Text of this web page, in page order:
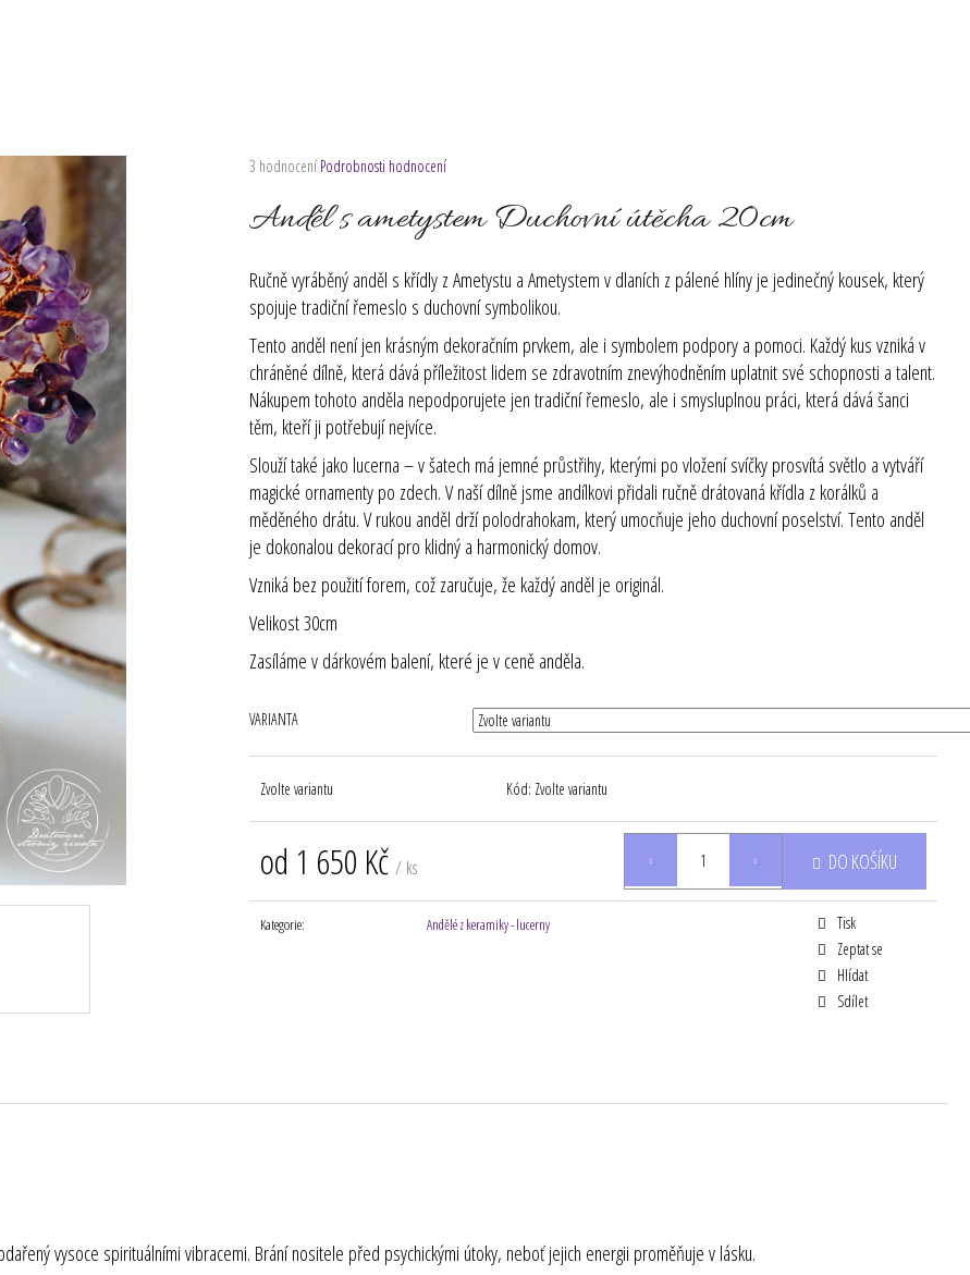
Průměrné
produktu
je
5
hvězdiček.
3 hodnocení Podrobnosti hodnocení
Anděl s ametystem Duchovní útěcha 20cm
Ručně vyráběný anděl s křídly z Ametystu a Ametystem v dlaních z pálené hlíny je jedinečný kousek, který
spojuje tradiční řemeslo s duchovní symbolikou.
Tento anděl není jen krásným dekoračním prvkem, ale i symbolem podpory a pomoci. Každý kus vzniká v
chráněné dílně, která dává příležitost lidem se zdravotním znevýhodněním uplatnit své schopnosti a talent.
Nákupem tohoto anděla nepodporujete jen tradiční řemeslo, ale i smysluplnou práci, která dává šanci
těm, kteří ji potřebují nejvíce.
Slouží také jako lucerna – v šatech má jemné průstřihy, kterými po vložení svíčky prosvítá světlo a vytváří
magické ornamenty po zdech. V naší dílně jsme andílkovi přidali ručně drátovaná křídla z korálků a
měděného drátu. V rukou anděl drží polodrahokam, který umocňuje jeho duchovní poselství. Tento anděl
je dokonalou dekorací pro klidný a harmonický domov.
Vzniká bez použití forem, což zaručuje, že každý anděl je originál.
Velikost 30cm
Zasíláme v dárkovém balení, které je v ceně anděla.
VARIANTA
Zvolte variantu Kód: Zvolte variantu
od 1 650 Kč / ks
cena:
DO KOŠÍKU
Kategorie: Andělé z keramiky - lucerny
Tisk
Zeptat se
Hlídat
Sdílet
vysoce spirituálními vibracemi. Brání nositele před psychickými útoky, neboť jejich energii proměňuje v lásku.